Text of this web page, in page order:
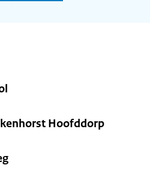
Hoofddorp